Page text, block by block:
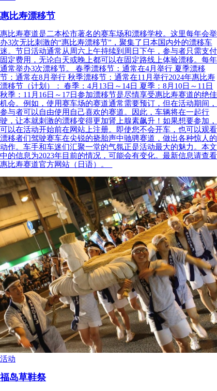
惠比寿漂移节
惠比寿赛道是二本松市著名的赛车场和漂移学校。这里每年会举
办3次无比刺激的“惠比寿漂移节”，聚集了日本国内外的漂移车
迷。节日活动通常从周六上午持续到周日下午，参与者只需支付
固定费用，无论白天或晚上都可以在固定路线上体验漂移。每年
通常举办3次漂移节。 春季漂移节：通常在4月举行 夏季漂移
节：通常在8月举行 秋季漂移节：通常在11月举行2024年惠比寿
漂移节（计划）： 春季：4月13日～14日 夏季：8月10日～11日
秋季：11月16日～17日参加漂移节是尽情享受惠比寿赛道的绝佳
机会。例如，使用赛车场的赛道通常需要预订，但在活动期间，
参与者可以自由使用自己喜欢的赛道。因此，车辆将在一起行
驶，让本就刺激的漂移变得更加肾上腺素飙升！如果想要参加，
可以在活动开始前在网站上注册。即使您不会开车，也可以观看
漂移者们驾驶赛车在尖锐的挠胎声中驰骋赛道，做出各种惊人的
动作。车手和车迷们汇聚一堂的气氛正是活动最大的魅力。本文
中的信息为2023年目前的情况，可能会有变化。最新信息请查看
惠比寿赛道官方网站（日语）。
活动
福岛草鞋祭